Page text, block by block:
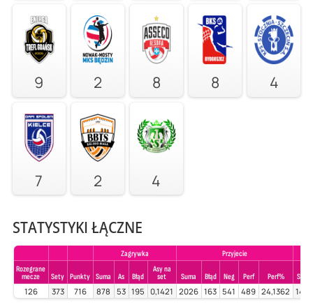
9 2 8 8 4
7 2 4
STATYSTYKI ŁĄCZNE
Zagrywka
Przyjecie
Rozegrane
mecze
Sety Punkty Suma As Błąd
Asy na
set
Suma Błąd Neg Perf Perf% Suma
126 373 716 878 53 195 0,1421 2026 163 541 489 24,1362 1487